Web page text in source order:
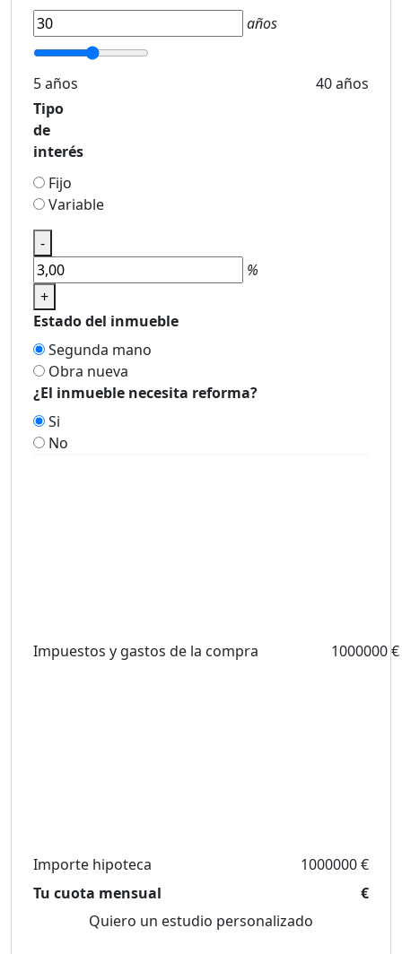
años
5 años
40 años
Tipo
de
interés
Fijo
Variable
-
%
+
Estado del inmueble
Segunda mano
Obra nueva
¿El inmueble necesita reforma?
Si
No
Impuestos y gastos de la compra 1000000 €
Importe hipoteca
1000000 €
Tu cuota mensual
€
Quiero un estudio personalizado